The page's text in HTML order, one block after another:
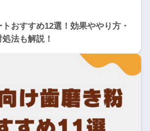
おすすめ12選！効果ややり方・
法も解説！